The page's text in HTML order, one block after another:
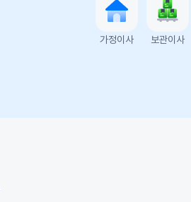
가정이사 보관이사